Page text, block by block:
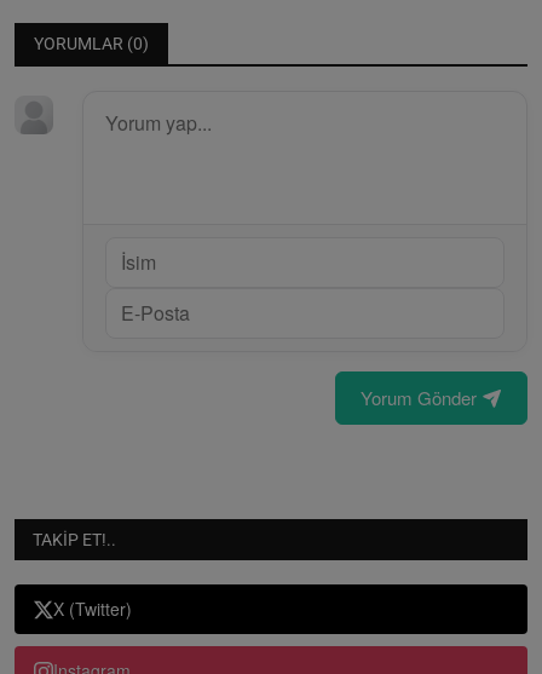
YORUMLAR (0)
Yorum Gönder
TAKIP ET!..
X (Twitter)